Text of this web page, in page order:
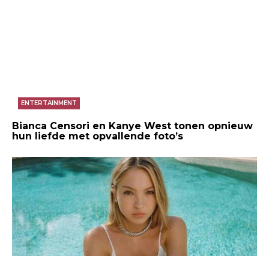
ENTERTAINMENT
Bianca Censori en Kanye West tonen opnieuw
hun liefde met opvallende foto’s